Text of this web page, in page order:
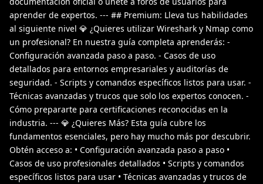
aprender de expertos. --- ## Premium: Lleva tus habilidades
al siguiente nivel 💎 ¿Quieres utilizar Wireshark y Nmap como
un profesional? En nuestra guía completa aprenderás: -
Configuración avanzada paso a paso. - Casos de uso
detallados para entornos empresariales y auditorías de
seguridad. - Scripts y comandos específicos listos para usar. -
Técnicas avanzadas y trucos que solo los expertos conocen. -
Cómo prepararte para certificaciones reconocidas en la
industria. --- 💎 ¿Quieres Más? Esta guía cubre los
fundamentos esenciales, pero hay mucho más por descubrir.
Obtén acceso a: • Configuración avanzada paso a paso •
Casos de uso profesionales detallados • Scripts y comandos
específicos listos para usar • Técnicas avanzadas y trucos de